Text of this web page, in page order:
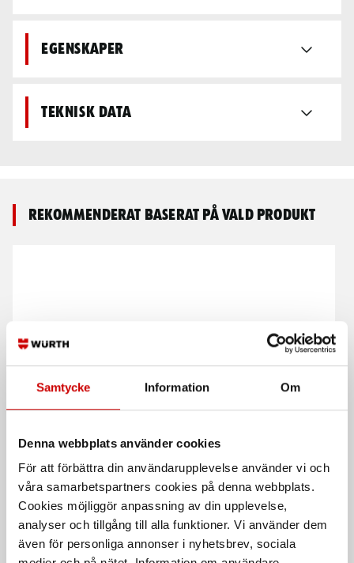
Samtycke Information Om
Denna webbplats använder cookies
För att förbättra din användarupplevelse använder vi och
våra samarbetspartners cookies på denna webbplats.
Cookies möjliggör anpassning av din upplevelse,
analyser och tillgång till alla funktioner. Vi använder dem
även för personliga annonser i nyhetsbrev, sociala
Egenskaper
Teknisk data
Rekommenderat baserat på vald produkt
Gipsvagn lyft 8:an 3.0 Skivhiss 100kg